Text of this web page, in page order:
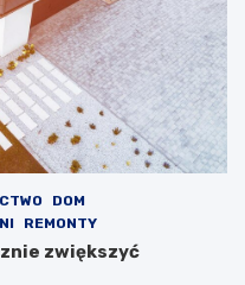
DOM
REMONTY
zwiększyć